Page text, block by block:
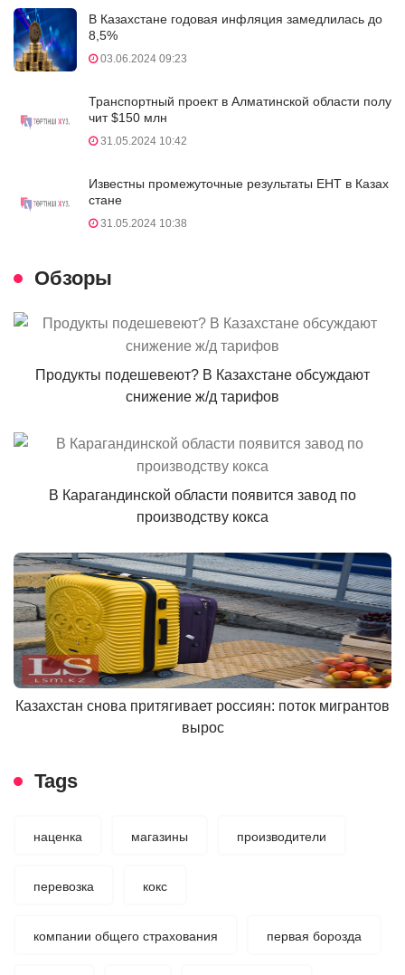
В Казахстане годовая инфляция замедлилась до
8,5%
03.06.2024 09:23
Транспортный проект в Алматинской области полу
чит $150 млн
31.05.2024 10:42
Известны промежуточные результаты ЕНТ в Казах
стане
31.05.2024 10:38
Обзоры
Продукты подешевеют? В Казахстане обсуждают
снижение ж/д тарифов
В Карагандинской области появится завод по
производству кокса
Казахстан снова притягивает россиян: поток мигрантов
вырос
Tags
наценка магазины производители
перевозка кокс
компании общего страхования первая борозда